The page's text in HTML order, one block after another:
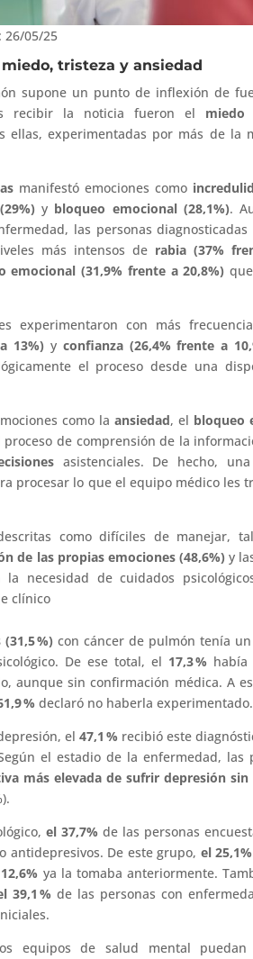
26/05/25
tristeza y ansiedad
supone un punto de inflexión de
recibir la noticia fueron el miedo
ellas, experimentadas por más de la
manifestó emociones como
y bloqueo emocional (28,1%).
las personas
más intensos de rabia (37%
emocional (31,9% frente a 20,8%)
experimentaron con más
13%) y confianza (26,4% frente a
el proceso desde una
como la ansiedad, el bloqueo
de comprensión de la
asistenciales. De hecho, una
procesar lo que el equipo médico les
como difíciles de manejar,
de las propias emociones (48,6%) y
necesidad de cuidados
clínico
(31,5%) con cáncer de pulmón tenía
De ese total, el 17,3% había
aunque sin confirmación médica. A
% declaró no haberla experimentado.
el47,1 % recibió este
el estadio de la enfermedad, las
más elevada de sufrir depresión sin
el 37,7% de las personas
antidepresivos. De este grupo, el 25,1%
ya la tomaba anteriormente.
39,1 % de las personas con
equipos de salud mental puedan